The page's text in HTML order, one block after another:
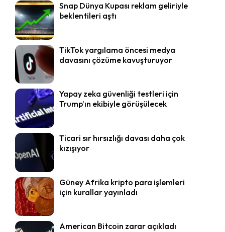
Snap Dünya Kupası reklam geliriyle
beklentileri aştı
TikTok yargılama öncesi medya
davasını çözüme kavuşturuyor
Yapay zeka güvenliği testleri için
Trump’ın ekibiyle görüşülecek
Ticari sır hırsızlığı davası daha çok
kızışıyor
Güney Afrika kripto para işlemleri
için kurallar yayınladı
American Bitcoin zarar açıkladı